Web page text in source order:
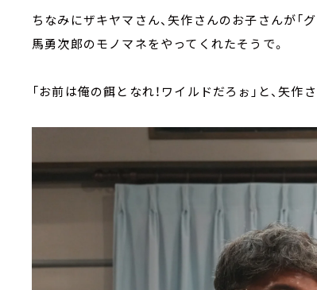
ちなみにザキヤマさん、矢作さんのお子さんが「
馬勇次郎のモノマネをやってくれたそうで。
「お前は俺の餌となれ！ワイルドだろぉ」と、矢作